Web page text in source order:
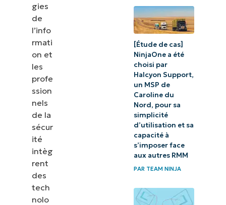
gies
de
l’info
rmati
on et
les
profe
ssion
nels
de la
sécur
ité
intèg
rent
des
tech
nolo
[Étude de cas]
NinjaOne a été
choisi par
Halcyon Support,
un MSP de
Caroline du
Nord, pour sa
simplicité
d’utilisation et sa
capacité à
s’imposer face
aux autres RMM
PARTEAM NINJA